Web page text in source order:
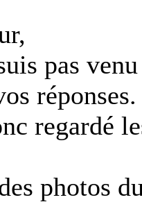
pas
réponses.
regardé
photos